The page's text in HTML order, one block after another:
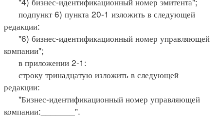
подпункт 6) пункта 20-1 изложить в следующей
редакции:
"6) бизнес-идентификационный номер управляющей
компании";
в приложении 2-1:
строку тринадцатую изложить в следующей
редакции:
"Бизнес-идентификационный номер управляющей
компании:_______".